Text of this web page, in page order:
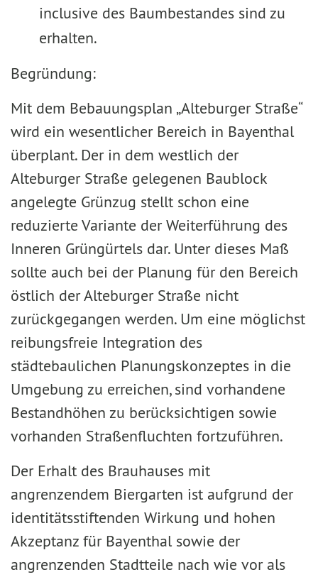
inclusive des Baumbestandes sind zu
erhalten.
Begründung:
Mit dem Bebauungsplan „Alteburger Straße“
wird ein wesentlicher Bereich in Bayenthal
überplant. Der in dem westlich der
Alteburger Straße gelegenen Baublock
angelegte Grünzug stellt schon eine
reduzierte Variante der Weiterführung des
Inneren Grüngürtels dar. Unter dieses Maß
sollte auch bei der Planung für den Bereich
östlich der Alteburger Straße nicht
zurückgegangen werden. Um eine möglichst
reibungsfreie Integration des
städtebaulichen Planungskonzeptes in die
Umgebung zu erreichen, sind vorhandene
Bestandhöhen zu berücksichtigen sowie
vorhanden Straßenfluchten fortzuführen.
Der Erhalt des Brauhauses mit
angrenzendem Biergarten ist aufgrund der
identitätsstiftenden Wirkung und hohen
Akzeptanz für Bayenthal sowie der
angrenzenden Stadtteile nach wie vor als